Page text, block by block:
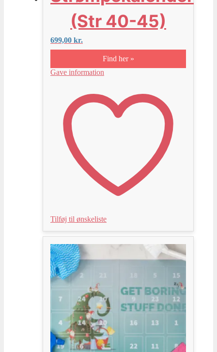
(Str 40-45)
699,00 kr.
Find her »
Gave information
Tilføj til ønskeliste